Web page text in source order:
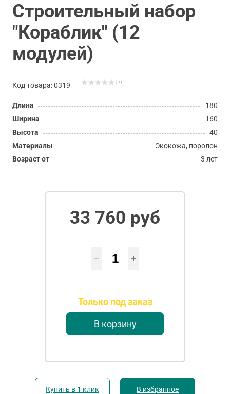
Строительный набор
"Кораблик" (12
модулей)
Код товара: 0319 ( 0 )
Длина
180
Ширина
160
Высота
40
Материалы
Экокожа, поролон
Возраст от
3 лет
33 760 руб
Только под заказ
В корзину
Купить в 1 клик В избранное